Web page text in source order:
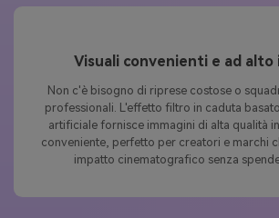
Non c'è bisogno di riprese costose o
professionali. L'effetto filtro in caduta
artificiale fornisce immagini di alta qualità
conveniente, perfetto per creatori e marchi
impatto cinematografico senza